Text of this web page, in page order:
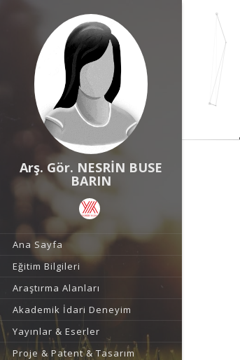
Arş. Gör. NESRİN BUSE
BARIN
Ana Sayfa
Eğitim Bilgileri
Araştırma Alanları
Akademik İdari Deneyim
Yayınlar & Eserler
Proje & Patent & Tasarım